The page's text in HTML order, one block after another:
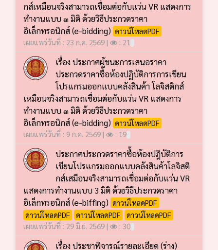
กส์เหมือนจริงสามารถเชื่อมต่อกับแว่น VR แสดงการ
ทำงานแบบ ๓ มิติ ด้วยวิธีประกวดราคา
อิเล็กทรอนิกส์ (e-bidding) ดาวน์โหลดPDF
เผยแพร่วันที่ : 23 ก.ค. 2569 |
: 21
เรื่อง ประกาศผู้ชนะการเสนอราคา
ประกวดราคาซื้อห้องปฏิบัติการการเขียน
โปรแกรมออกแบบคลังสินค้า โลจิสติกส์
เหมือนจริงสามารถเชื่อมต่อกับแว่น VR แสดงการ
ทำงานแบบ ๓ มิติ ด้วยวิธีประกวดราคา
อิเล็กทรอนิกส์ (e-bidding) ดาวน์โหลดPDF
เผยแพร่วันที่ : 9 ก.ค. 2569 |
: 19
ประกาศประกวดราคาซื้อห้องปฎิบัติการ
เขียนโปรแกรมออกแบบคลังสินค้าโลจิสติ
กส์เสมือนจริงสามารถเชื่อมต่อกับแว่น VR
แสดงการทำงานแบบ 3 มิติ ด้วยวิธีประกวดราคา
อิเล็กทรอนิกส์ (e-biffing) ดาวน์โหลดPDF
ดาวน์โหลดPDF
ดาวน์โหลดPDF
ดาวน์โหลดPDF
เผยแพร่วันที่ : 29 มิ.ย. 2569 |
: 30
เรื่อง ประชาพิจารณ์รายละเอียด (ร่าง)